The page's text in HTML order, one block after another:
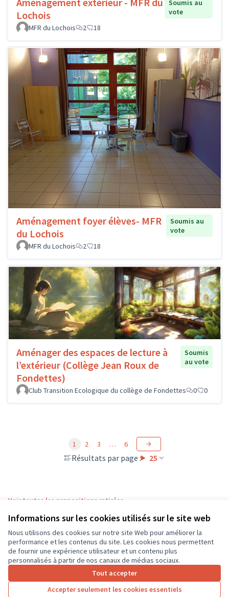
Informations sur les cookies utilisés sur le site web
Nous utilisons des cookies sur notre site Web pour améliorer la
performance et les contenus du site. Les cookies nous permettent
de fournir une expérience utilisateur et un contenu plus
personnalisés à partir de nos canaux de médias sociaux.
Tout accepter
Accepter seulement les cookies essentiels
Lochois
Soumis au
vote
MFR du Lochois
2 18
Aménagement foyer élèves- MFR
du Lochois
Soumis au
vote
MFR du Lochois
2 18
Aménager des espaces de lecture à
l’extérieur (Collège Jean Roux de
Fondettes)
Soumis
au vote
Club Transition Ecologique du collège de Fondettes 0 0
Résultats par page : 25
1 2 3 … 6
Voir toutes les propositions retirées
Conditions d'utilisation
Paramètres des cookies
CD37 sur X
(Lien externe)
CD37 sur Facebook
CD37 sur Instagram
CD37 sur YouTube
(Lien externe)